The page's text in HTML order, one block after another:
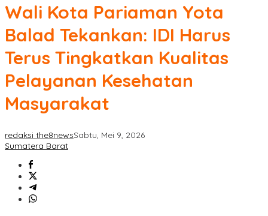
Wali Kota Pariaman Yota
Balad Tekankan: IDI Harus
Terus Tingkatkan Kualitas
Pelayanan Kesehatan
Masyarakat
redaksi the8newsSabtu, Mei 9, 2026
Sumatera Barat